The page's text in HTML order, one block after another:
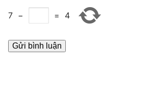
HƯỚNG DẪN
7 − = 4